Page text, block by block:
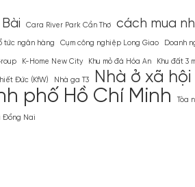
Cara River Park Cần Thơ cách mua
tức ngân hàng Cụm công nghiệp Long Giao Doanh
K-Home New City Khu mỏ đá Hóa An Khu đất 3
Đức (KfW) Nhà ga T3 Nhà ở xã hội
phố Hồ Chí Minh Tòa
Đồng Nai